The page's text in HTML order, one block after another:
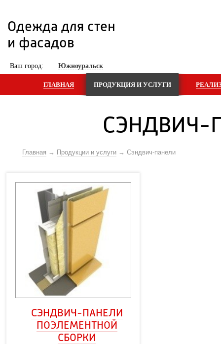
Одежда для стен
и фасадов
Ваш город: Южноуральск
ГЛАВНАЯ ПРОДУКЦИЯ И УСЛУГИ
СЭНДВИЧ-
Главная Продукции и услуги Сэндвич-панели
СЭНДВИЧ-ПАНЕЛИ
ПОЭЛЕМЕНТНОЙ
СБОРКИ